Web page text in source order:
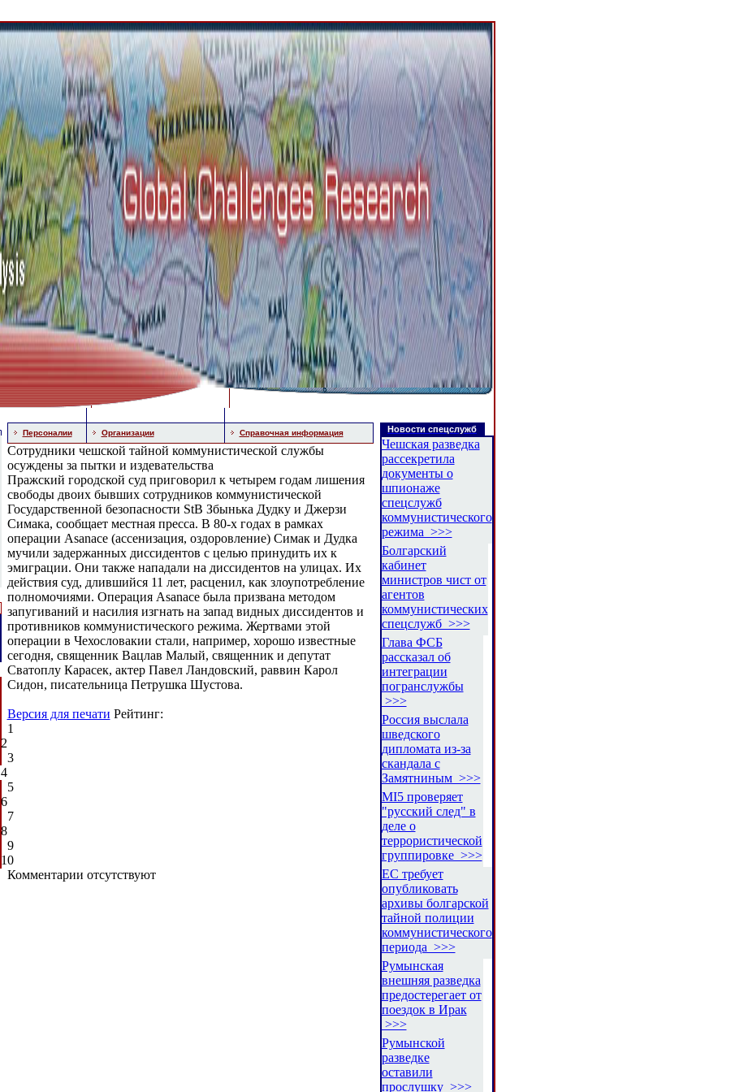
Персоналии Организации Справочная информация
Сотрудники чешской тайной коммунистической службы
осуждены за пытки и издевательства
Пражский городской суд приговорил к четырем годам лишения
свободы двоих бывших сотрудников коммунистической
Государственной безопасности StB Збынька Дудку и Джерзи
Симака, сообщает местная пресса. В 80-х годах в рамках
операции Asanace (ассенизация, оздоровление) Симак и Дудка
мучили задержанных диссидентов с целью принудить их к
эмиграции. Они также нападали на диссидентов на улицах. Их
действия суд, длившийся 11 лет, расценил, как злоупотребление
полномочиями. Операция Asanace была призвана методом
запугиваний и насилия изгнать на запад видных диссидентов и
противников коммунистического режима. Жертвами этой
операции в Чехословакии стали, например, хорошо известные
сегодня, священник Вацлав Малый, священник и депутат
Сватоплу Карасек, актер Павел Ландовский, раввин Карол
Сидон, писательница Петрушка Шустова.
Версия для печати Рейтинг:
1
2
3
4
5
6
7
8
9
10
Комментарии отсутствуют
Новости спецслужб
Чешская разведка
рассекретила
документы о
шпионаже
спецслужб
коммунистического
режима >>>
Болгарский
кабинет
министров чист от
агентов
коммунистических
спецслужб >>>
Глава ФСБ
рассказал об
интеграции
погранслужбы
>>>
Россия выслала
шведского
дипломата из-за
скандала с
Замятниным >>>
MI5 проверяет
"русский след" в
деле о
террористической
группировке >>>
ЕС требует
опубликовать
архивы болгарской
тайной полиции
коммунистического
периода >>>
Румынская
внешняя разведка
предостерегает от
поездок в Ирак
>>>
Румынской
разведке
оставили
прослушку >>>